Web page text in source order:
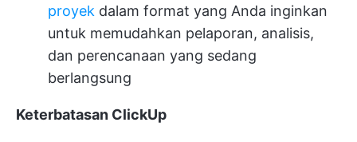
proyek dalam format yang Anda inginkan
untuk memudahkan pelaporan, analisis,
dan perencanaan yang sedang
berlangsung
Keterbatasan ClickUp